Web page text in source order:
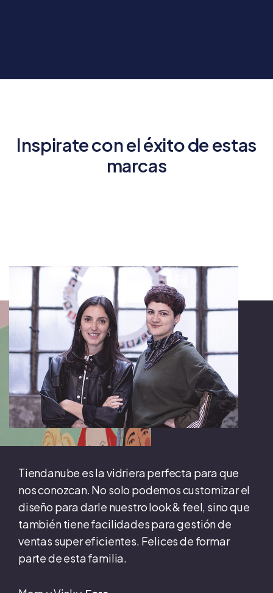
Inspirate con el éxito de estas
marcas
Tiendanube es la vidriera perfecta para que
nos conozcan. No solo podemos customizar el
diseño para darle nuestro look & feel, sino que
también tiene facilidades para gestión de
ventas super eficientes. Felices de formar
parte de esta familia.